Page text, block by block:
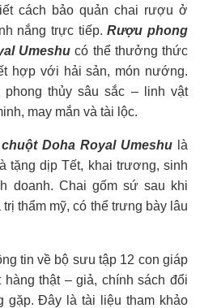
cách bảo quản chai rượu ở
nắng trực tiếp.Rượu phong
Umeshu có thể thưởng thức
hợp với hải sản, món nướng.
phong thủy sâu sắc – linh vật
may mắn và tài lộc.
Doha Royal Umeshu là
tặng dịp Tết, khai trương, sinh
doanh. Chai gốm sứ sau khi
thẩm mỹ, có thể trưng bày lâu
tin về bộ sưu tập 12 con giáp
thật – giả, chính sách đổi
gặp. Đây là tài liệu tham khảo